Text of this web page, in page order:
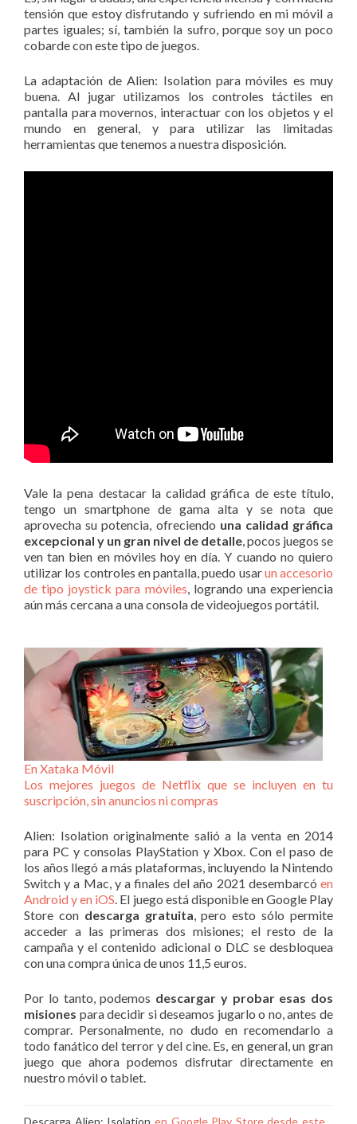
tensión que estoy disfrutando y sufriendo en mi móvil a
partes iguales; sí, también la sufro, porque soy un poco
cobarde con este tipo de juegos.
La adaptación de Alien: Isolation para móviles es muy
buena. Al jugar utilizamos los controles táctiles en
pantalla para movernos, interactuar con los objetos y el
mundo en general, y para utilizar las limitadas
herramientas que tenemos a nuestra disposición.
Vale la pena destacar la calidad gráfica de este título,
tengo un smartphone de gama alta y se nota que
aprovecha su potencia, ofreciendo una calidad gráfica
excepcional y un gran nivel de detalle , pocos juegos se
ven tan bien en móviles hoy en día. Y cuando no quiero
utilizar los controles en pantalla, puedo usarun accesorio
de tipo joystick para móviles , logrando una experiencia
aún más cercana a una consola de videojuegos portátil.
En Xataka Móvil
Los mejores juegos de Netflix que se incluyen en tu
suscripción, sin anuncios ni compras
Alien: Isolation originalmente salió a la venta en 2014
para PC y consolas PlayStation y Xbox. Con el paso de
los años llegó a más plataformas, incluyendo la Nintendo
Switch y a Mac, y a finales del año 2021 desembarcó en
Android y en iOS . El juego está disponible en Google Play
Store con descarga gratuita , pero esto sólo permite
acceder a las primeras dos misiones; el resto de la
campaña y el contenido adicional o DLC se desbloquea
con una compra única de unos 11,5 euros.
Por lo tanto, podemos descargar y probar esas dos
misiones para decidir si deseamos jugarlo o no, antes de
comprar. Personalmente, no dudo en recomendarlo a
todo fanático del terror y del cine. Es, en general, un gran
juego que ahora podemos disfrutar directamente en
nuestro móvil o tablet.
Descarga Alien: Isolation en Google Play Store desde este